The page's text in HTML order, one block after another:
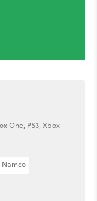
One, PS3, Xbox
Namco